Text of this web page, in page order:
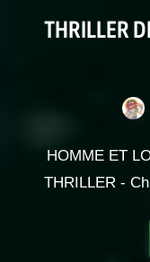
THRILLER
HOMME ET
THRILLER -